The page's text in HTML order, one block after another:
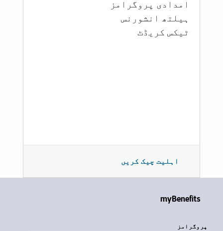
امدادی پروگرامز
‏ہیلتھ انشورنس
ٹیکس کریڈٹ
اہلیت چیک کریں
myBenefits
پروگرامز